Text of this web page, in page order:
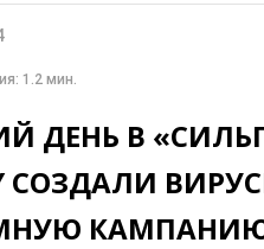
1.2 мин.
ДЕНЬ В
СОЗДАЛИ